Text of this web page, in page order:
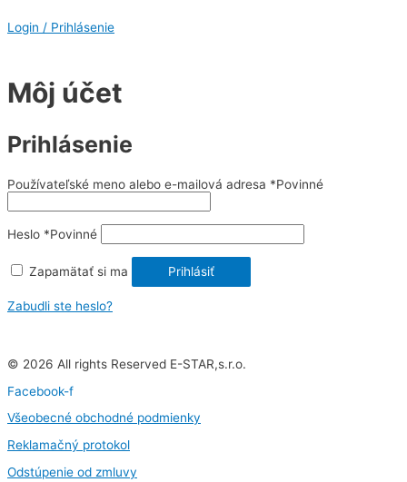
Login / Prihlásenie
Môj účet
Prihlásenie
Používateľské meno alebo e-mailová adresa *Povinné
Heslo *Povinné
Zapamätať si ma Prihlásiť
Zabudli ste heslo?
© 2026 All rights Reserved E-STAR,s.r.o.
Facebook-f
Všeobecné obchodné podmienky
Reklamačný protokol
Odstúpenie od zmluvy